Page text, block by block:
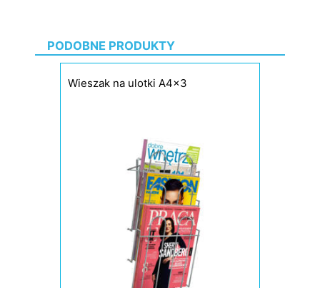
PODOBNE PRODUKTY
Wieszak na ulotki A4x3